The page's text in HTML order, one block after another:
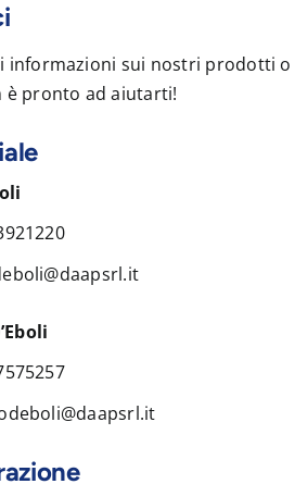
informazioni sui nostri prodotti
è pronto ad aiutarti!